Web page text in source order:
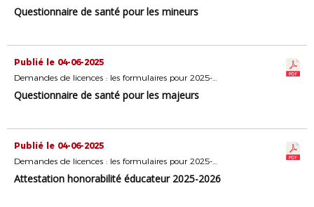
Questionnaire de santé pour les mineurs
Publié le 04-06-2025
Demandes de licences : les formulaires pour 2025-2026
Questionnaire de santé pour les majeurs
Publié le 04-06-2025
Demandes de licences : les formulaires pour 2025-2026
Attestation honorabilité éducateur 2025-2026